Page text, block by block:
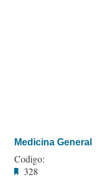
Medicina General
Codigo:
328